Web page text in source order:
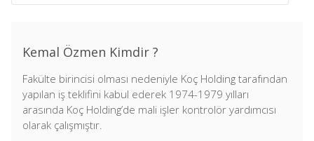
Kemal Özmen Kimdir ?
Fakülte birincisi olması nedeniyle Koç Holding tarafından
yapılan iş teklifini kabul ederek 1974-1979 yılları
arasında Koç Holding’de mali işler kontrolör yardımcısı
olarak çalışmıştır.